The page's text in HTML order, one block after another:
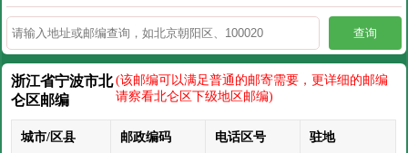
查询
浙江省宁波市北
仑区邮编
(该邮编可以满足普通的邮寄需要，更详细的邮编
请察看北仑区下级地区邮编)
城市/区县 邮政编码 电话区号 驻地